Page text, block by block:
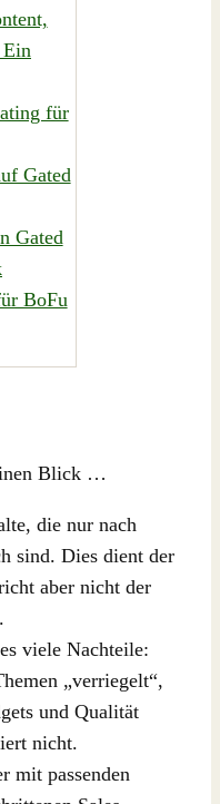
für
Gated
Gated
BoFu
Blick …
die nur nach
sind. Dies dient der
aber nicht der
viele Nachteile:
„verriegelt“,
und Qualität
nicht.
mit passenden